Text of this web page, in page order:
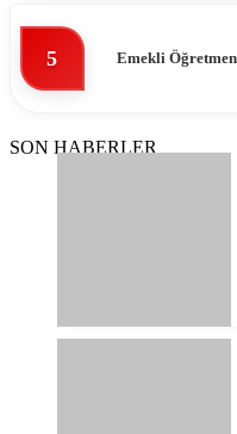
5 Emekli
SON HABERLER